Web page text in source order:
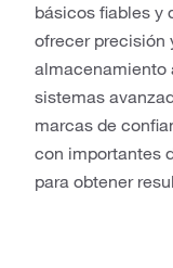
básicos fiables y
ofrecer precisión
almacenamiento
sistemas
marcas de
con importantes
para obtener